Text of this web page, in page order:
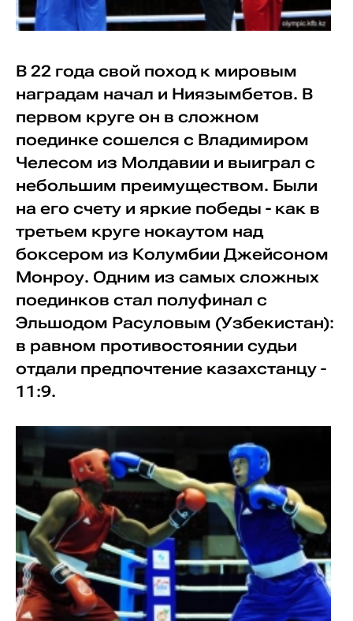
В 22 года свой поход к мировым
наградам начал и Ниязымбетов. В
первом круге он в сложном
поединке сошелся с Владимиром
Челесом из Молдавии и выиграл с
небольшим преимуществом. Были
на его счету и яркие победы - как в
третьем круге нокаутом над
боксером из Колумбии Джейсоном
Монроу. Одним из самых сложных
поединков стал полуфинал с
Эльшодом Расуловым (Узбекистан):
в равном противостоянии судьи
отдали предпочтение казахстанцу -
11:9.